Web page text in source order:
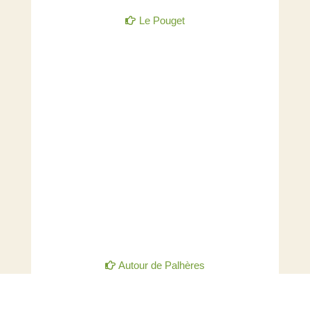
Le Pouget
Autour de Palhères